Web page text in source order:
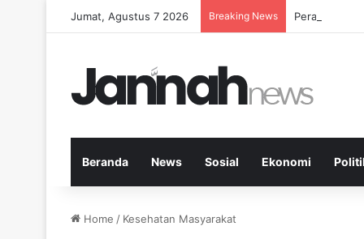
Jumat, Agustus 7 2026 Breaking News Peran
Beranda News Sosial Ekonomi
Home / Kesehatan Masyarakat